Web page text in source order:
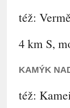
též:
4 km S,
KAMÝK
též: